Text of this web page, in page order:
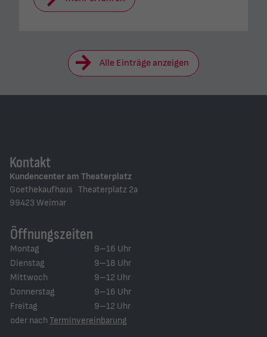
Alle Einträge anzeigen
Kontakt
Kundencenter am Theaterplatz
Goethekaufhaus Theaterplatz 2a
99423 Weimar
Öffnungszeiten
Montag
9–16 Uhr
Dienstag
9–18 Uhr
Mittwoch
9–12 Uhr
Donnerstag
9–16 Uhr
Freitag
9–12 Uhr
oder nach Terminvereinbarung